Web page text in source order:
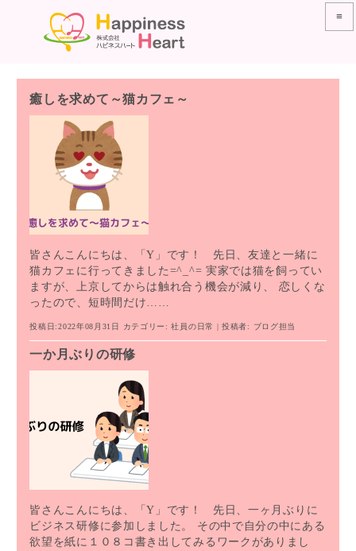
≡
癒しを求めて～猫カフェ～
皆さんこんにちは、「Y」です！ 先日、友達と一緒に
猫カフェに行ってきました=^_^= 実家では猫を飼ってい
ますが、上京してからは触れ合う機会が減り、 恋しくな
ったので、短時間だけ……
投稿日:2022年08月31日 カテゴリー:社員の日常 | 投稿者: ブログ担当
一か月ぶりの研修
皆さんこんにちは、「Y」です！ 先日、一ヶ月ぶりに
ビジネス研修に参加しました。 その中で自分の中にある
欲望を紙に１０８コ書き出してみるワークがありまし